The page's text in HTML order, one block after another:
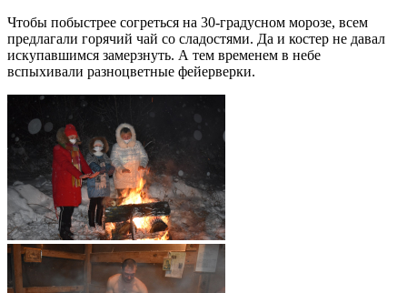
Чтобы побыстрее согреться на 30-градусном морозе, всем
предлагали горячий чай со сладостями. Да и костер не давал
искупавшимся замерзнуть. А тем временем в небе
вспыхивали разноцветные фейерверки.